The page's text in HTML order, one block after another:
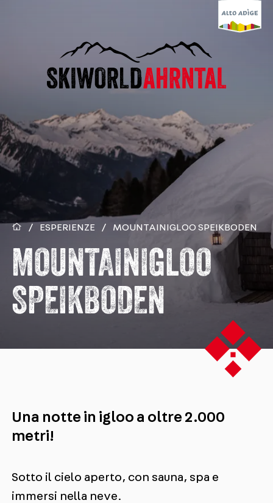
/ ESPERIENZE / MOUNTAINIGLOO SPEIKBODEN
MOUNTAINIGLOO
SPEIKBODEN
Una notte in igloo a oltre 2.000
metri!
Sotto il cielo aperto, con sauna, spa e
immersi nella neve.